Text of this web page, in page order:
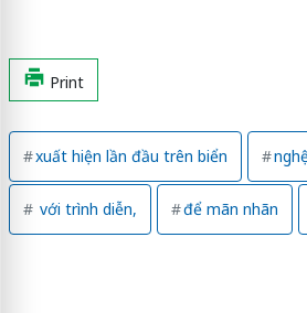
Print
xuất hiện lần đầu trên biển
với trình diễn, để mãn nhãn